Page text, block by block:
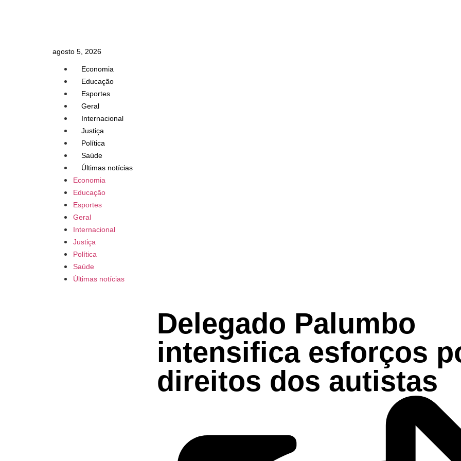
agosto 5, 2026
Economia
Educação
Esportes
Geral
Internacional
Justiça
Política
Saúde
Últimas notícias
Economia
Educação
Esportes
Geral
Internacional
Justiça
Política
Saúde
Últimas notícias
Delegado Palumbo
intensifica esforços
direitos dos autistas